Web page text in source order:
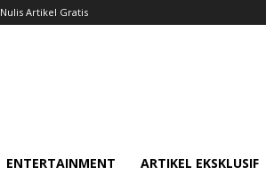
Nulis Artikel Gratis
ENTERTAINMENT ARTIKEL EKSKLUSIF